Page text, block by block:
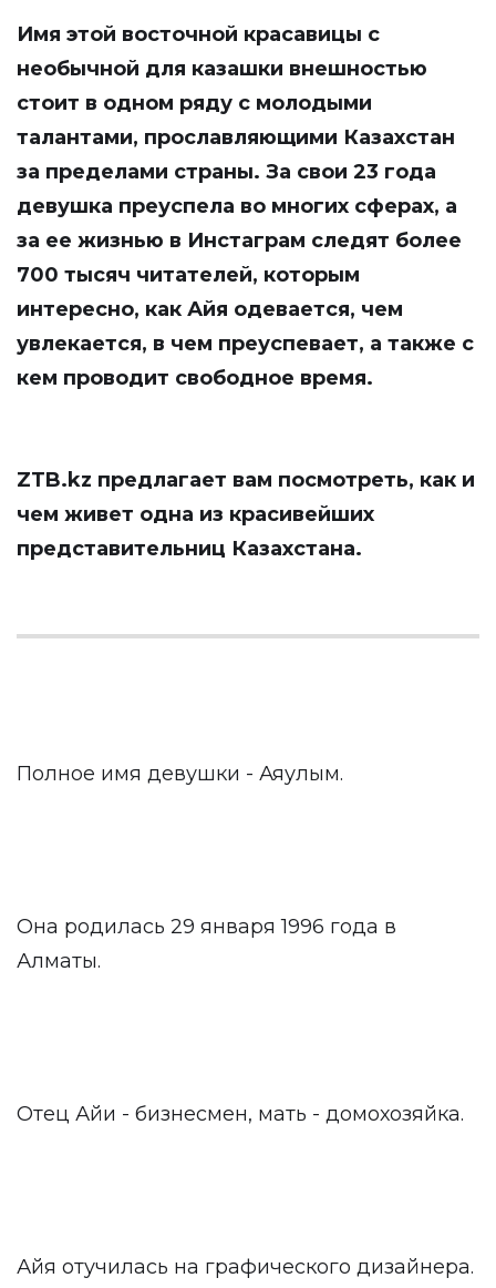
Имя этой восточной красавицы с
необычной для казашки внешностью
стоит в одном ряду с молодыми
талантами, прославляющими Казахстан
за пределами страны. За свои 23 года
девушка преуспела во многих сферах, а
за ее жизнью в Инстаграм следят более
700 тысяч читателей, которым
интересно, как Айя одевается, чем
увлекается, в чем преуспевает, а также с
кем проводит свободное время.
ZTB.kz предлагает вам посмотреть, как и
чем живет одна из красивейших
представительниц Казахстана.
Полное имя девушки - Аяулым.
Она родилась 29 января 1996 года в
Алматы.
Отец Айи - бизнесмен, мать - домохозяйка.
Айя отучилась на графического дизайнера.